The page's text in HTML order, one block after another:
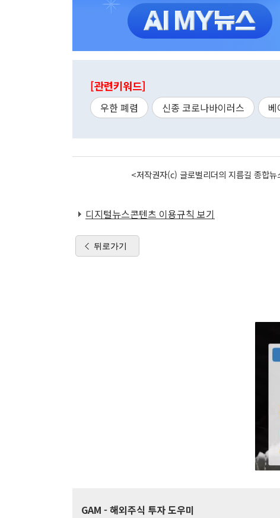
[관련키워드]
우한 폐렴 신종 코로나바이러스 베
<저작권자(c) 글로벌리더의 지름길 종합
디지털뉴스콘텐츠 이용규칙 보기
뒤로가기
GAM - 해외주식 투자 도우미